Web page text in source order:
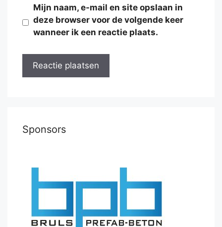
Mijn naam, e-mail en site opslaan in
deze browser voor de volgende keer
wanneer ik een reactie plaats.
Sponsors